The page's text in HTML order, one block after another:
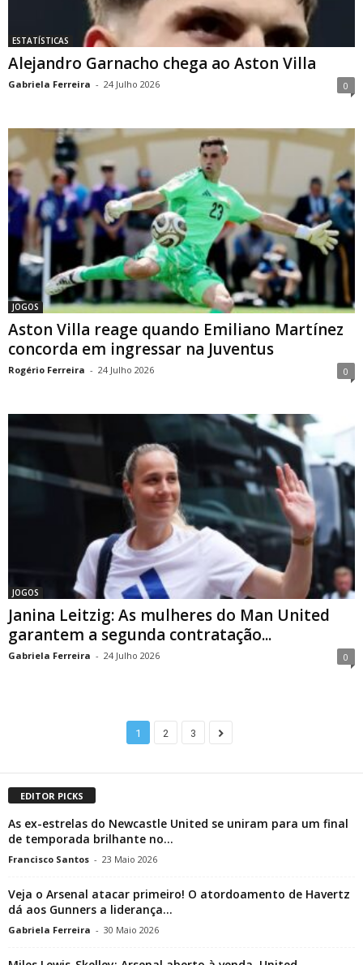
ESTATÍSTICAS
Alejandro Garnacho chega ao Aston Villa
Gabriela Ferreira - 24 Julho 2026 0
JOGOS
Aston Villa reage quando Emiliano Martínez
concorda em ingressar na Juventus
Rogério Ferreira - 24 Julho 2026 0
JOGOS
Janina Leitzig: As mulheres do Man United
garantem a segunda contratação...
Gabriela Ferreira - 24 Julho 2026 0
1 2 3
EDITOR PICKS
As ex-estrelas do Newcastle United se uniram para um final
de temporada brilhante no...
Francisco Santos - 23 Maio 2026
Veja o Arsenal atacar primeiro! O atordoamento de Havertz
dá aos Gunners a liderança...
Gabriela Ferreira - 30 Maio 2026